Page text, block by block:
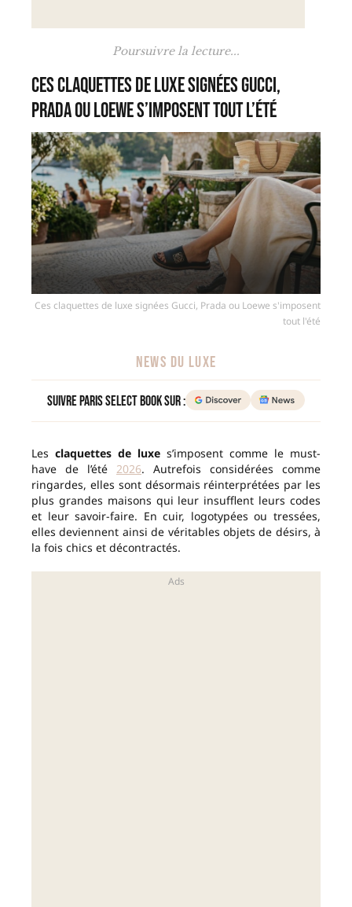
Poursuivre la lecture...
Ces claquettes de luxe signées Gucci,
Prada ou Loewe s’imposent tout l’été
Ces claquettes de luxe signées Gucci, Prada ou Loewe s'imposent
tout l'été
NEWS DU LUXE
Suivre Paris Select Book sur :
Les claquettes de luxe s’imposent comme le must-
have de l’été 2026. Autrefois considérées comme
ringardes, elles sont désormais réinterprétées par les
plus grandes maisons qui leur insufflent leurs codes
et leur savoir-faire. En cuir, logotypées ou tressées,
elles deviennent ainsi de véritables objets de désirs, à
la fois chics et décontractés.